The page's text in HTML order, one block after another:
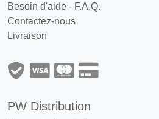
Besoin d'aide - F.A.Q.
Contactez-nous
Livraison
PW Distribution